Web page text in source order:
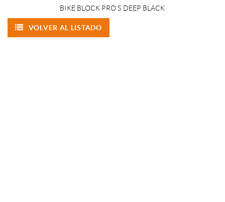
BIKE BLOCK PRO S DEEP BLACK
VOLVER AL LISTADO